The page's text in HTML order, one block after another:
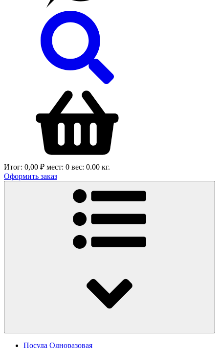
Итог: 0,00 ₽ мест: 0 вес: 0.00 кг.
Оформить заказ
Посуда Одноразовая